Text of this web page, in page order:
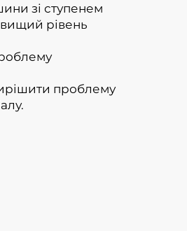
зі ступенем
вищий рівень
проблему